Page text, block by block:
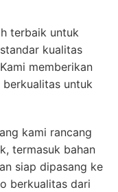
terbaik untuk
kualitas
memberikan
untuk
kami rancang
termasuk bahan
siap dipasang ke
berkualitas dari